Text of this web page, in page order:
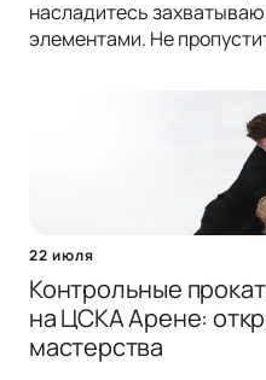
насладитесь
элементами. Не
22 июля
Контрольные
на ЦСКА Арене:
мастерства